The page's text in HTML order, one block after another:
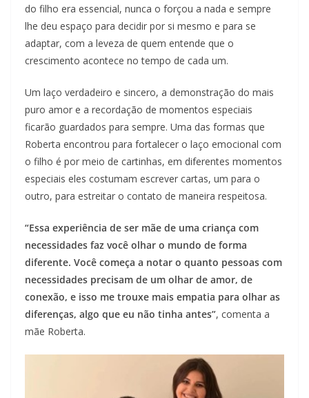
do filho era essencial, nunca o forçou a nada e sempre
lhe deu espaço para decidir por si mesmo e para se
adaptar, com a leveza de quem entende que o
crescimento acontece no tempo de cada um.
Um laço verdadeiro e sincero, a demonstração do mais
puro amor e a recordação de momentos especiais
ficarão guardados para sempre. Uma das formas que
Roberta encontrou para fortalecer o laço emocional com
o filho é por meio de cartinhas, em diferentes momentos
especiais eles costumam escrever cartas, um para o
outro, para estreitar o contato de maneira respeitosa.
“Essa experiência de ser mãe de uma criança com
necessidades faz você olhar o mundo de forma
diferente. Você começa a notar o quanto pessoas com
necessidades precisam de um olhar de amor, de
conexão, e isso me trouxe mais empatia para olhar as
diferenças, algo que eu não tinha antes”, comenta a
mãe Roberta.